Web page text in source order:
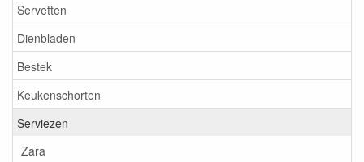
Servetten
Dienbladen
Bestek
Keukenschorten
Serviezen
Zara